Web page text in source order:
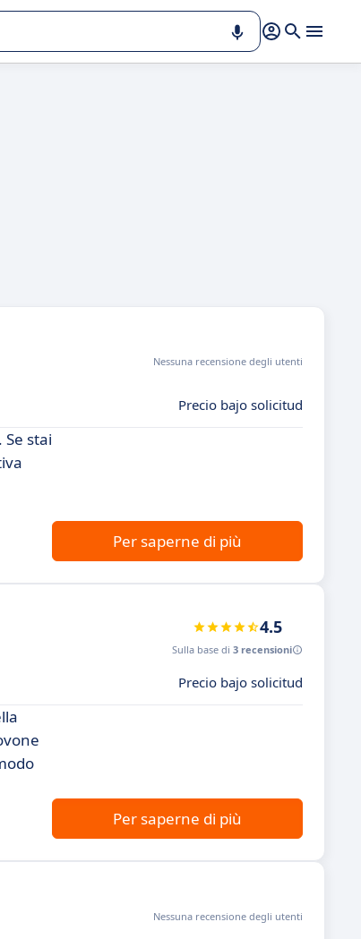
Nessuna recensione degli utenti
Precio bajo solicitud
stai
Per saperne di più
4.5
Sulla base di 3 recensioni
Precio bajo solicitud
Per saperne di più
Nessuna recensione degli utenti